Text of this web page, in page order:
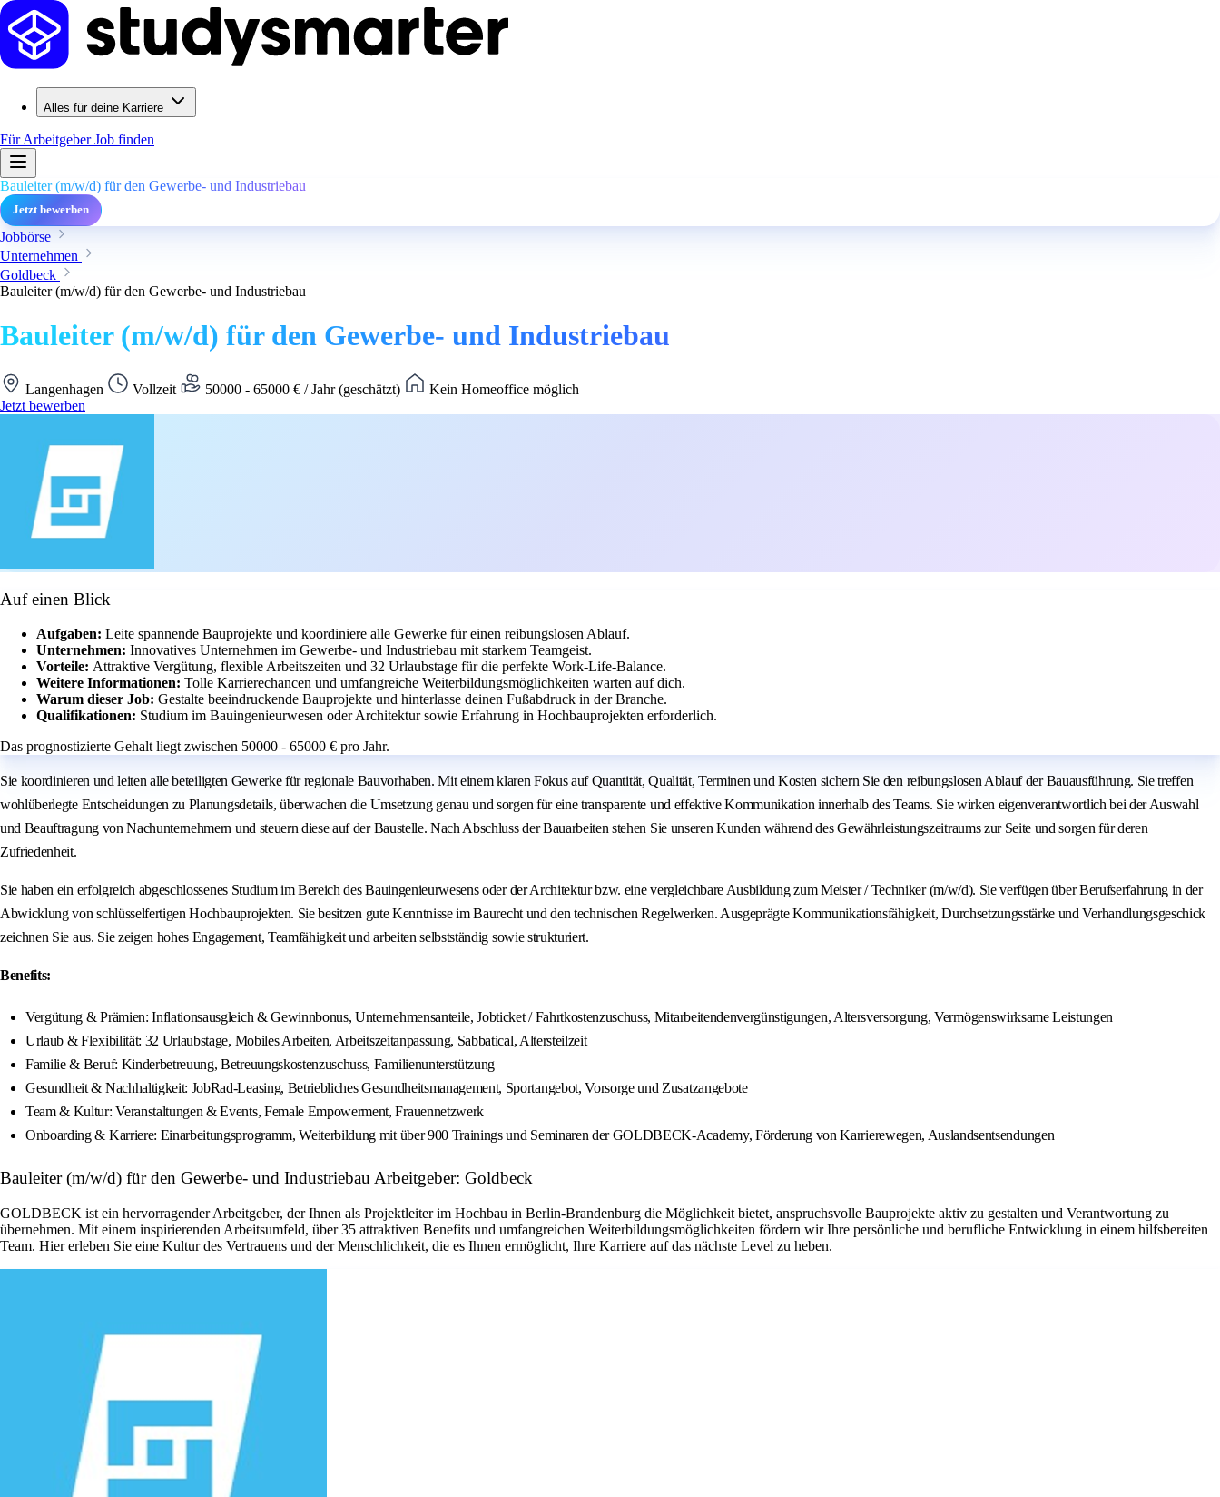
Alles für deine Karriere
Für ArbeitgeberJob finden
Bauleiter (m/w/d) für den Gewerbe- und Industriebau
Jetzt bewerben
Jobbörse
Unternehmen
Goldbeck
Bauleiter (m/w/d) für den Gewerbe- und Industriebau
Bauleiter (m/w/d) für den Gewerbe- und Industriebau
Langenhagen Vollzeit 50000 - 65000 € / Jahr (geschätzt)
Kein Homeoffice möglich
Jetzt bewerben
Auf einen Blick
Aufgaben: Leite spannende Bauprojekte und koordiniere alle Gewerke für einen reibungslosen Ablauf.
Unternehmen: Innovatives Unternehmen im Gewerbe- und Industriebau mit starkem Teamgeist.
Vorteile: Attraktive Vergütung, flexible Arbeitszeiten und 32 Urlaubstage für die perfekte Work-Life-Balance.
Weitere Informationen: Tolle Karrierechancen und umfangreiche Weiterbildungsmöglichkeiten warten auf dich.
Warum dieser Job: Gestalte beeindruckende Bauprojekte und hinterlasse deinen Fußabdruck in der Branche.
Qualifikationen: Studium im Bauingenieurwesen oder Architektur sowie Erfahrung in Hochbauprojekten erforderlich.
Das prognostizierte Gehalt liegt zwischen 50000 - 65000 € pro Jahr.
Sie koordinieren und leiten alle beteiligten Gewerke für regionale Bauvorhaben. Mit einem klaren Fokus auf Quantität, Qualität, Terminen und Kosten sichern Sie den reibungslosen Ablauf der Bauausführung. Sie treffen
wohlüberlegte Entscheidungen zu Planungsdetails, überwachen die Umsetzung genau und sorgen für eine transparente und effektive Kommunikation innerhalb des Teams. Sie wirken eigenverantwortlich bei der Auswahl
und Beauftragung von Nachunternehmern und steuern diese auf der Baustelle. Nach Abschluss der Bauarbeiten stehen Sie unseren Kunden während des Gewährleistungszeitraums zur Seite und sorgen für deren
Zufriedenheit.
Sie haben ein erfolgreich abgeschlossenes Studium im Bereich des Bauingenieurwesens oder der Architektur bzw. eine vergleichbare Ausbildung zum Meister / Techniker (m/w/d). Sie verfügen über Berufserfahrung in der
Abwicklung von schlüsselfertigen Hochbauprojekten. Sie besitzen gute Kenntnisse im Baurecht und den technischen Regelwerken. Ausgeprägte Kommunikationsfähigkeit, Durchsetzungsstärke und Verhandlungsgeschick
zeichnen Sie aus. Sie zeigen hohes Engagement, Teamfähigkeit und arbeiten selbstständig sowie strukturiert.
Benefits:
Vergütung & Prämien: Inflationsausgleich & Gewinnbonus, Unternehmensanteile, Jobticket / Fahrtkostenzuschuss, Mitarbeitendenvergünstigungen, Altersversorgung, Vermögenswirksame Leistungen
Urlaub & Flexibilität: 32 Urlaubstage, Mobiles Arbeiten, Arbeitszeitanpassung, Sabbatical, Altersteilzeit
Familie & Beruf: Kinderbetreuung, Betreuungskostenzuschuss, Familienunterstützung
Gesundheit & Nachhaltigkeit: JobRad-Leasing, Betriebliches Gesundheitsmanagement, Sportangebot, Vorsorge und Zusatzangebote
Team & Kultur: Veranstaltungen & Events, Female Empowerment, Frauennetzwerk
Onboarding & Karriere: Einarbeitungsprogramm, Weiterbildung mit über 900 Trainings und Seminaren der GOLDBECK-Academy, Förderung von Karrierewegen, Auslandsentsendungen
Bauleiter (m/w/d) für den Gewerbe- und Industriebau Arbeitgeber: Goldbeck
GOLDBECK ist ein hervorragender Arbeitgeber, der Ihnen als Projektleiter im Hochbau in Berlin-Brandenburg die Möglichkeit bietet, anspruchsvolle Bauprojekte aktiv zu gestalten und Verantwortung zu
übernehmen. Mit einem inspirierenden Arbeitsumfeld, über 35 attraktiven Benefits und umfangreichen Weiterbildungsmöglichkeiten fördern wir Ihre persönliche und berufliche Entwicklung in einem hilfsbereiten
Team. Hier erleben Sie eine Kultur des Vertrauens und der Menschlichkeit, die es Ihnen ermöglicht, Ihre Karriere auf das nächste Level zu heben.